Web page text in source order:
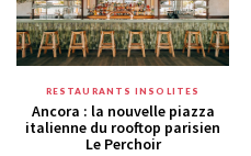
RESTAURANTS INSOLITES
Ancora : la nouvelle piazza
italienne du rooftop parisien
Le Perchoir